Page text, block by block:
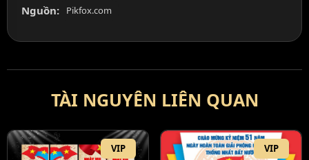
Nguồn: Pikfox.com
TÀI NGUYÊN LIÊN QUAN
VIP VIP